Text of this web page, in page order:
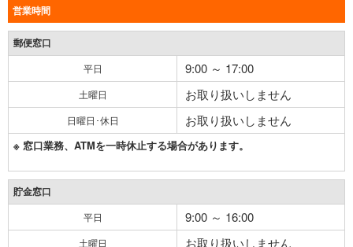
営業時間
郵便窓口
平日 9:00 ～ 17:00
土曜日 お取り扱いしません
日曜日･休日 お取り扱いしません
※ 窓口業務、ATMを一時休止する場合があります。
貯金窓口
平日 9:00 ～ 16:00
土曜日 お取り扱いしません